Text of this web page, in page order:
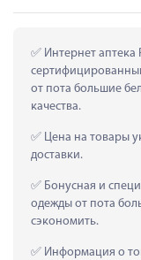
Интернет аптека
от пота большие
качества.
Цена на товары
доставки.
Бонусная и
одежды от пота
сэкономить.
Информация о